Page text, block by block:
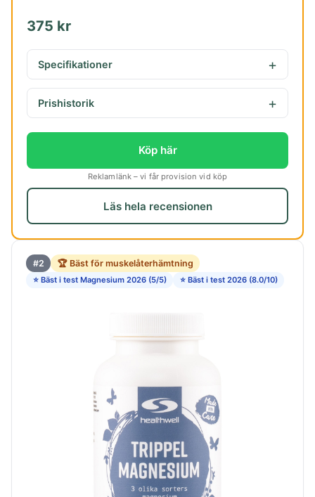
375 kr
Specifikationer
Prishistorik
Köp här
Reklamlänk – vi får provision vid köp
Läs hela recensionen
#2 🏆 Bäst för muskelåterhämtning
⭐ Bäst i test Magnesium 2026 (5/5) ⭐ Bäst i test 2026 (8.0/10)